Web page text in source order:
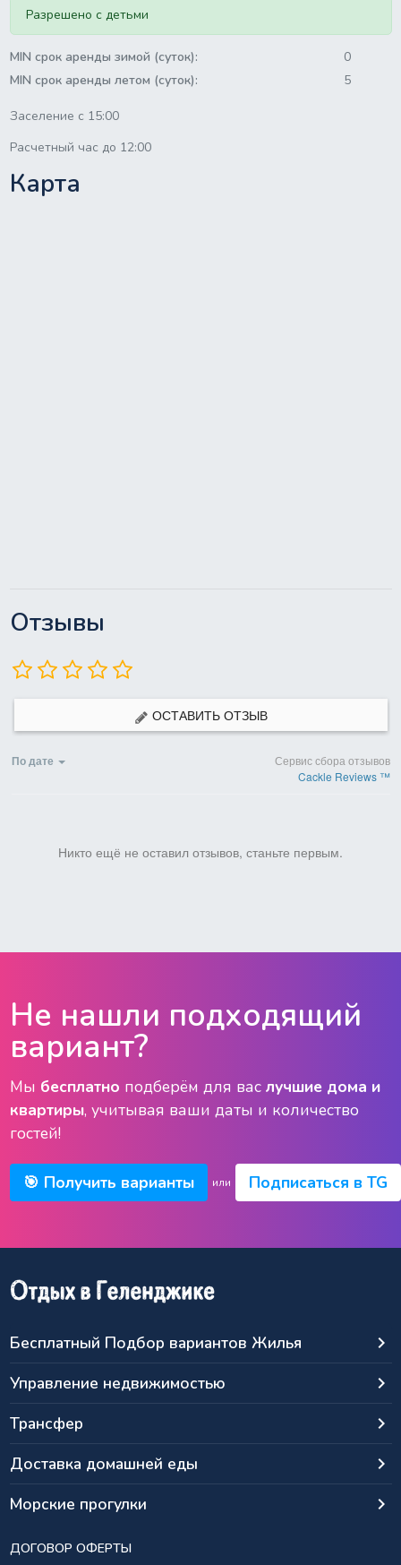
Разрешено с детьми
MIN срок аренды зимой (суток):
0
MIN срок аренды летом (суток):
5
Заселение с 15:00
Расчетный час до 12:00
Карта
Отзывы
ОСТАВИТЬ ОТЗЫВ
По дате
Сервис сбора отзывов
Cackle Reviews ™
Никто ещё не оставил отзывов, станьте первым.
Не нашли подходящий
вариант?
Мы бесплатно подберём для вас лучшие дома и
квартиры, учитывая ваши даты и количество
гостей!
🎯 Получить варианты или Подписаться в TG
Бесплатный Подбор вариантов Жилья
keyboard_arrow_right
Управление недвижимостью
keyboard_arrow_right
Трансфер
keyboard_arrow_right
Доставка домашней еды
keyboard_arrow_right
Морские прогулки
keyboard_arrow_right
ДОГОВОР ОФЕРТЫ